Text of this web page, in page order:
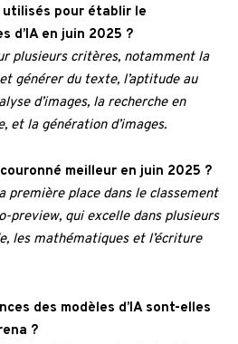
pour établir le
d’IA en juin 2025 ?
plusieurs critères, notamment la
générer du texte, l’aptitude au
d’images, la recherche en
et la génération d’images.
meilleur en juin 2025 ?
première place dans le classement
preview, qui excelle dans plusieurs
les mathématiques et l’écriture
des modèles d’IA sont-elles
?